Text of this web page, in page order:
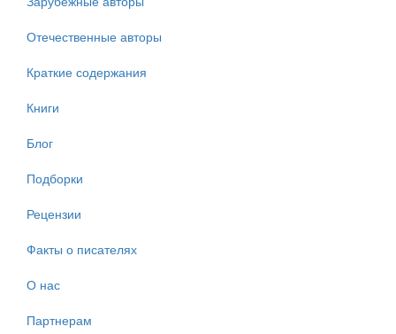
Отечественные авторы
Краткие содержания
Книги
Блог
Подборки
Рецензии
Факты о писателях
О нас
Партнерам